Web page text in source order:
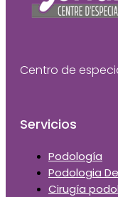
Centro de
Servicios
Podología
Podologia
Cirugía